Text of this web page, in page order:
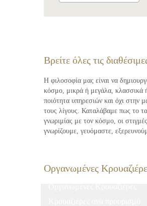
Βρείτε όλες τις
Η φιλοσοφία μας είναι να
κόσμο, μικρά ή μεγάλα, κλασσικά
ποιότητα υπηρεσιών και όχι στην
τους λίγους. Καταλάβαμε πως το
γνωριμίας με τον κόσμο, οι
γνωρίζουμε, γευόμαστε,
Οργανωμένες